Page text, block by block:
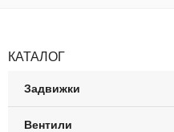
КАТАЛОГ
Задвижки
Вентили